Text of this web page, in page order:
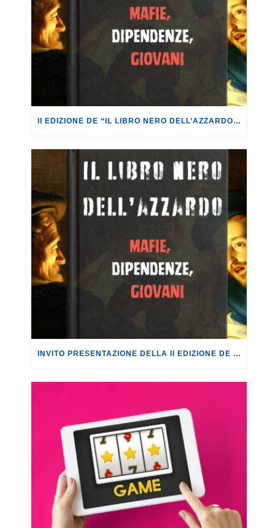
II EDIZIONE DE “IL LIBRO NERO DELL’AZZARDO. MAFIE, DIPENDENZE, GIOVANI.”
INVITO PRESENTAZIONE DELLA II EDIZIONE DE “IL LIBRO NERO DELL’AZZARDO. MAFIE, DIPENDENZE, GIOVANI.”